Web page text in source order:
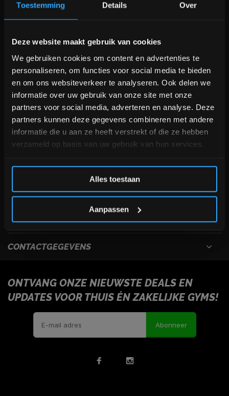
Toestemming Details Over
Deze website maakt gebruik van cookies
We gebruiken cookies om content en advertenties te
personaliseren, om functies voor social media te bieden
en om ons websiteverkeer te analyseren. Ook delen we
informatie over uw gebruik van onze site met onze
partners voor social media, adverteren en analyse. Deze
partners kunnen deze gegevens combineren met andere
informatie die u aan ze heeft verstrekt of die ze hebben
verzameld op basis van uw gebruik van hun services.
Alles toestaan
Aanpassen
Veelgestelde vragen
+31 (0)24 645 1309
USEFULL LINKS
INFORMATIE
CONTACTGEGEVENS
ONTVANG ONZE NIEUWSTE DEALS EN
UPDATES VOOR THUIS ÉN ZAKELIJKE GYMS!
Abonneer
Bam! 5% korting op je volgende
Schrijf je in voor onze nieuwsbrief om op de hoogte te
blijven over onze nieuwe producten, deals en meer
interessante info. Ontvang 5% korting op je eerstvolgende
aankoop! 😀
Inschrijven
*Verzendkosten vallen buiten de korting